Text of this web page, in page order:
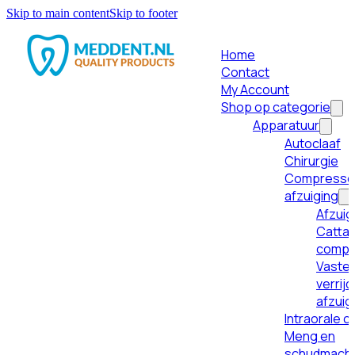
Skip to main contentSkip to footer
Home
Contact
My Account
Shop op categorie
Apparatuur
Autoclaaf
Chirurgie
afzuiging
Vaste
Intraorale
Meng en